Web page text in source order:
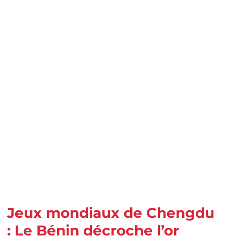
Jeux mondiaux de Chengdu
: Le Bénin décroche l’or